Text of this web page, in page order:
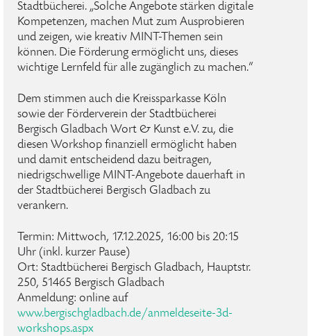
Stadtbücherei. „Solche Angebote stärken digitale
Kompetenzen, machen Mut zum Ausprobieren
und zeigen, wie kreativ MINT-Themen sein
können. Die Förderung ermöglicht uns, dieses
wichtige Lernfeld für alle zugänglich zu machen.“
Dem stimmen auch die Kreissparkasse Köln
sowie der Förderverein der Stadtbücherei
Bergisch Gladbach Wort & Kunst e.V. zu, die
diesen Workshop finanziell ermöglicht haben
und damit entscheidend dazu beitragen,
niedrigschwellige MINT-Angebote dauerhaft in
der Stadtbücherei Bergisch Gladbach zu
verankern.
Termin: Mittwoch, 17.12.2025, 16:00 bis 20:15
Uhr (inkl. kurzer Pause)
Ort: Stadtbücherei Bergisch Gladbach, Hauptstr.
250, 51465 Bergisch Gladbach
Anmeldung: online auf
www.bergischgladbach.de/anmeldeseite-3d-
workshops.aspx